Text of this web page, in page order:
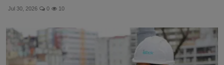
Jul 30, 2026 0 10